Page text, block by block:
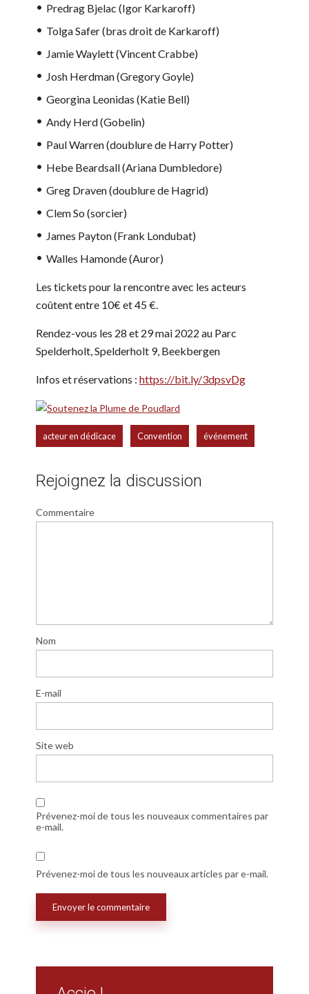
Predrag Bjelac (Igor Karkaroff)
Tolga Safer (bras droit de Karkaroff)
Jamie Waylett (Vincent Crabbe)
Josh Herdman (Gregory Goyle)
Georgina Leonidas (Katie Bell)
Andy Herd (Gobelin)
Paul Warren (doublure de Harry Potter)
Hebe Beardsall (Ariana Dumbledore)
Greg Draven (doublure de Hagrid)
Clem So (sorcier)
James Payton (Frank Londubat)
Walles Hamonde (Auror)
Les tickets pour la rencontre avec les acteurs
coûtent entre 10€ et 45 €.
Rendez-vous les 28 et 29 mai 2022 au Parc
Spelderholt, Spelderholt 9, Beekbergen
Infos et réservations : https://bit.ly/3dpsvDg
acteur en dédicace Convention événement
Rejoignez la discussion
Commentaire
Nom
E-mail
Site web
Prévenez-moi de tous les nouveaux commentaires par
e-mail.
Prévenez-moi de tous les nouveaux articles par e-mail.